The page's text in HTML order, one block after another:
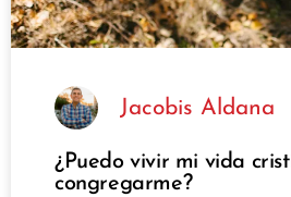
Jacobis Aldana
¿Puedo vivir mi vida
congregarme?